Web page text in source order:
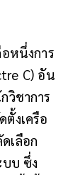
หนึ่งการ
C) อัน
วิชาการ
งเครือ
เลือก
บบ ซึ่ง